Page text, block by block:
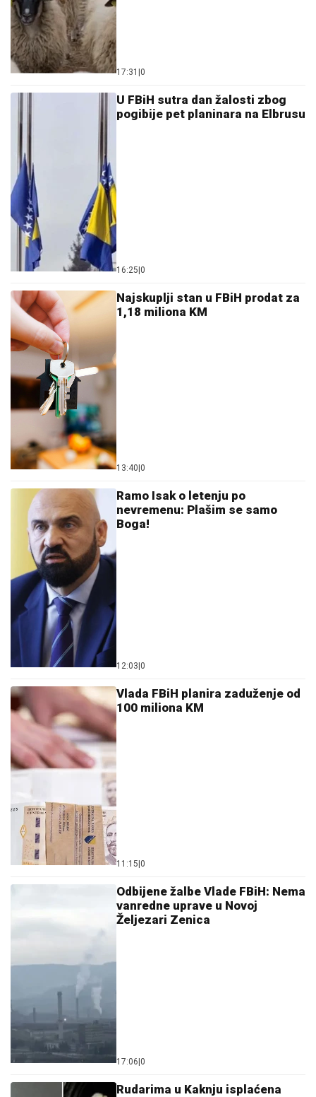
17:31 0
U FBiH sutra dan žalosti zbog
pogibije pet planinara na Elbrusu
16:25 0
Najskuplji stan u FBiH prodat za
1,18 miliona KM
13:40 0
Ramo Isak o letenju po
nevremenu: Plašim se samo
Boga!
12:03 0
Vlada FBiH planira zaduženje od
100 miliona KM
11:15 0
Odbijene žalbe Vlade FBiH: Nema
vanredne uprave u Novoj
Željezari Zenica
17:06 0
Rudarima u Kaknju isplaćena